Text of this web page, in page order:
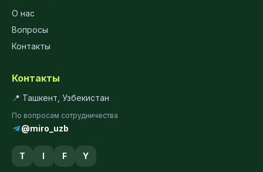
О нас
Вопросы
Контакты
Контакты
📍 Ташкент, Узбекистан
По вопросам сотрудничества
@miro_uzb
T I F Y